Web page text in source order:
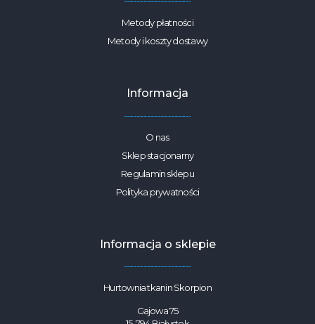
Metody płatności
Metody i koszty dostawy
Informacja
O nas
Sklep stacjonarny
Regulamin sklepu
Polityka prywatności
Informacja o sklepie
Hurtownia tkanin Skorpion
Gajowa 75